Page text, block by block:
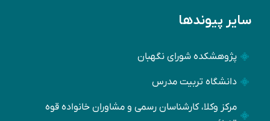
سایر پیوندها
پژوهشکده شورای نگهبان
دانشگاه تربیت مدرس
مرکز وکلا، کارشناسان رسمی و مشاوران خانواده قوه